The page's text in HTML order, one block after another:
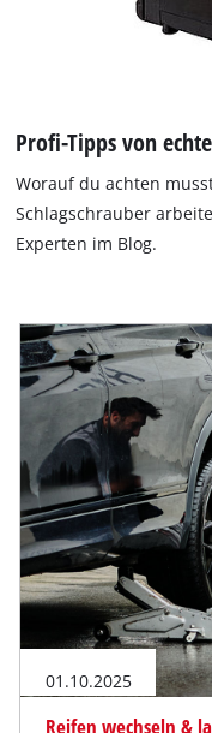
Profi-Tipps von
Worauf du achten
Schlagschrauber
Experten im Blog.
01.10.2025
Reifen wechseln &